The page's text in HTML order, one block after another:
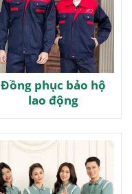
Đồng phục bảo hộ
lao động